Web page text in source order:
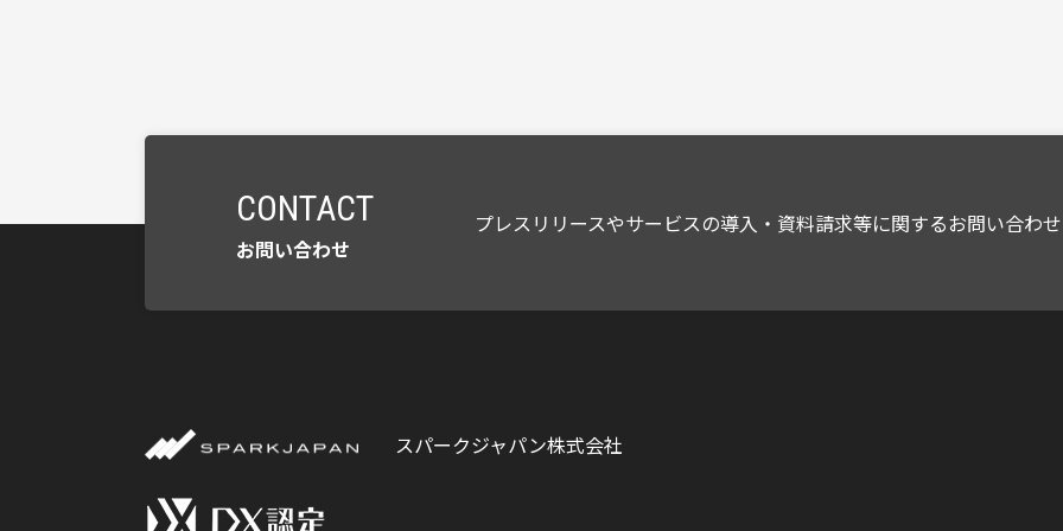
CONTACT
お問い合わせ
プレスリリースやサービスの導入・資料請求等に関するお問い合わ
スパークジャパン株式会社